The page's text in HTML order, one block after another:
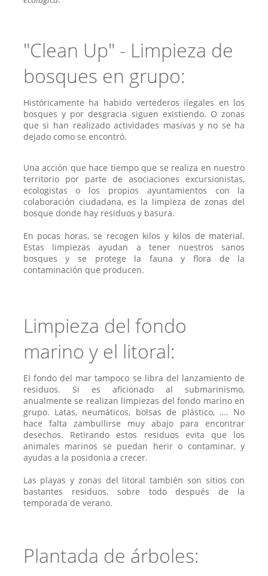
"Clean Up" - Limpieza de
bosques en grupo:
Históricamente ha habido vertederos ilegales en los
bosques y por desgracia siguen existiendo. O zonas
que si han realizado actividades masivas y no se ha
dejado como se encontró.
Una acción que hace tiempo que se realiza en nuestro
territorio por parte de asociaciones excursionistas,
ecologistas o los propios ayuntamientos con la
colaboración ciudadana, es la limpieza de zonas del
bosque donde hay residuos y basura.
En pocas horas, se recogen kilos y kilos de material.
Estas limpiezas ayudan a tener nuestros sanos
bosques y se protege la fauna y flora de la
contaminación que producen.
Limpieza del fondo
marino y el litoral:
El fondo del mar tampoco se libra del lanzamiento de
residuos. Si es aficionado al submarinismo,
anualmente se realizan limpiezas del fondo marino en
grupo. Latas, neumáticos, bolsas de plástico, …. No
hace falta zambullirse muy abajo para encontrar
desechos. Retirando estos residuos evita que los
animales marinos se puedan herir o contaminar, y
ayudas a la posidonia a crecer.
Las playas y zonas del litoral también son sitios con
bastantes residuos, sobre todo después de la
temporada de verano.
Plantada de árboles: